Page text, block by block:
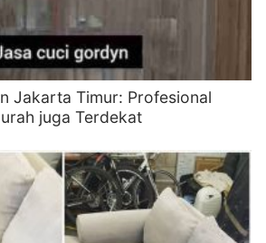
Jakarta Timur: Profesional
juga Terdekat